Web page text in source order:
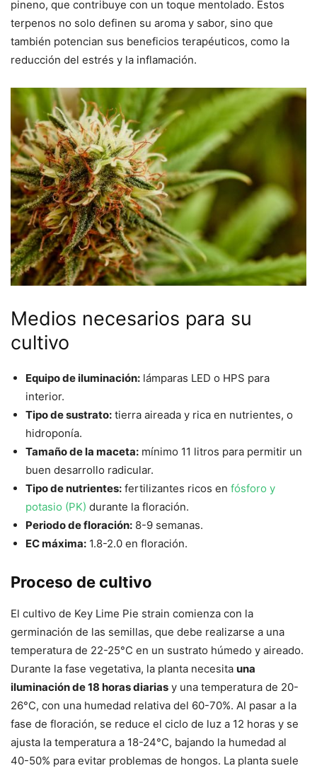
pineno, que contribuye con un toque mentolado. Estos
terpenos no solo definen su aroma y sabor, sino que
también potencian sus beneficios terapéuticos, como la
reducción del estrés y la inflamación.
Medios necesarios para su
cultivo
Equipo de iluminación: lámparas LED o HPS para
interior.
Tipo de sustrato: tierra aireada y rica en nutrientes, o
hidroponía.
Tamaño de la maceta: mínimo 11 litros para permitir un
buen desarrollo radicular.
Tipo de nutrientes: fertilizantes ricos en fósforo y
potasio (PK) durante la floración.
Periodo de floración: 8-9 semanas.
EC máxima: 1.8-2.0 en floración.
Proceso de cultivo
El cultivo de Key Lime Pie strain comienza con la
germinación de las semillas, que debe realizarse a una
temperatura de 22-25°C en un sustrato húmedo y aireado.
Durante la fase vegetativa, la planta necesita una
iluminación de 18 horas diarias y una temperatura de 20-
26°C, con una humedad relativa del 60-70%. Al pasar a la
fase de floración, se reduce el ciclo de luz a 12 horas y se
ajusta la temperatura a 18-24°C, bajando la humedad al
40-50% para evitar problemas de hongos. La planta suele